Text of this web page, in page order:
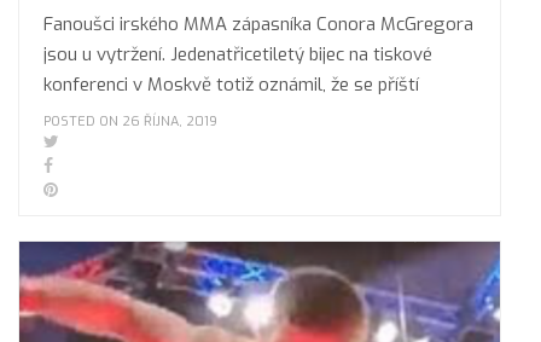
Fanoušci irského MMA zápasníka Conora McGregora
jsou u vytržení. Jedenatřicetiletý bijec na tiskové
konferenci v Moskvě totiž oznámil, že se příští
POSTED ON 26 ŘÍJNA, 2019